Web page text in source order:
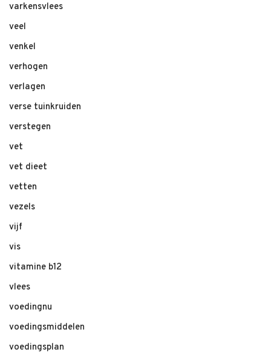
varkensvlees
veel
venkel
verhogen
verlagen
verse tuinkruiden
verstegen
vet
vet dieet
vetten
vezels
vijf
vis
vitamine b12
vlees
voedingnu
voedingsmiddelen
voedingsplan